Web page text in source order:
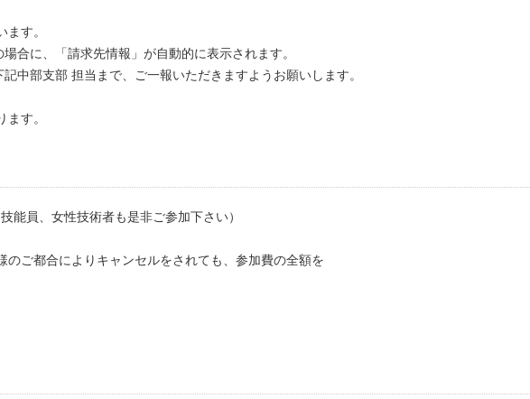
す。
合に、「請求先情報」が自動的に表示されます。
中部支部 担当まで、ご一報いただきますようお願いします。
す。
能員、女性技術者も是非ご参加下さい）
のご都合によりキャンセルをされても、参加費の全額を